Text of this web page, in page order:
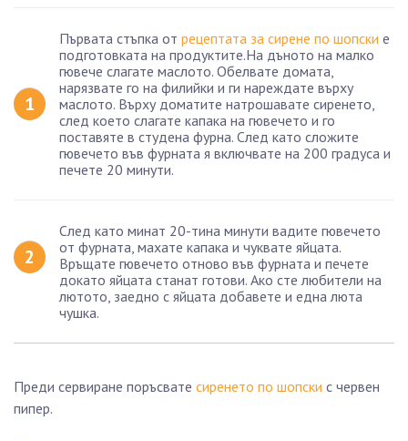
Първата стъпка от рецептата за сирене по шопски е
подготовката на продуктите.На дъното на малко
гювече слагате маслото. Обелвате домата,
нарязвате го на филийки и ги нареждате върху
маслото. Върху доматите натрошавате сиренето,
след което слагате капака на гювечето и го
поставяте в студена фурна. След като сложите
гювечето във фурната я включвате на 200 градуса и
печете 20 минути.
След като минат 20-тина минути вадите гювечето
от фурната, махате капака и чуквате яйцата.
Връщате гювечето отново във фурната и печете
докато яйцата станат готови. Ако сте любители на
лютото, заедно с яйцата добавете и една люта
чушка.
Преди сервиране поръсвате сиренето по шопски с червен
пипер.